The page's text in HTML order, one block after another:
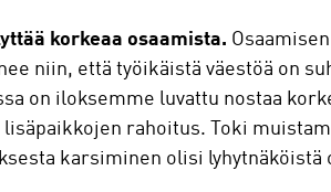
korkeaa osaamista.
niin, että työikäistä väestöä on
on iloksemme luvattu nostaa
lisäpaikkojen rahoitus. Toki
karsiminen olisi lyhytnäköistä